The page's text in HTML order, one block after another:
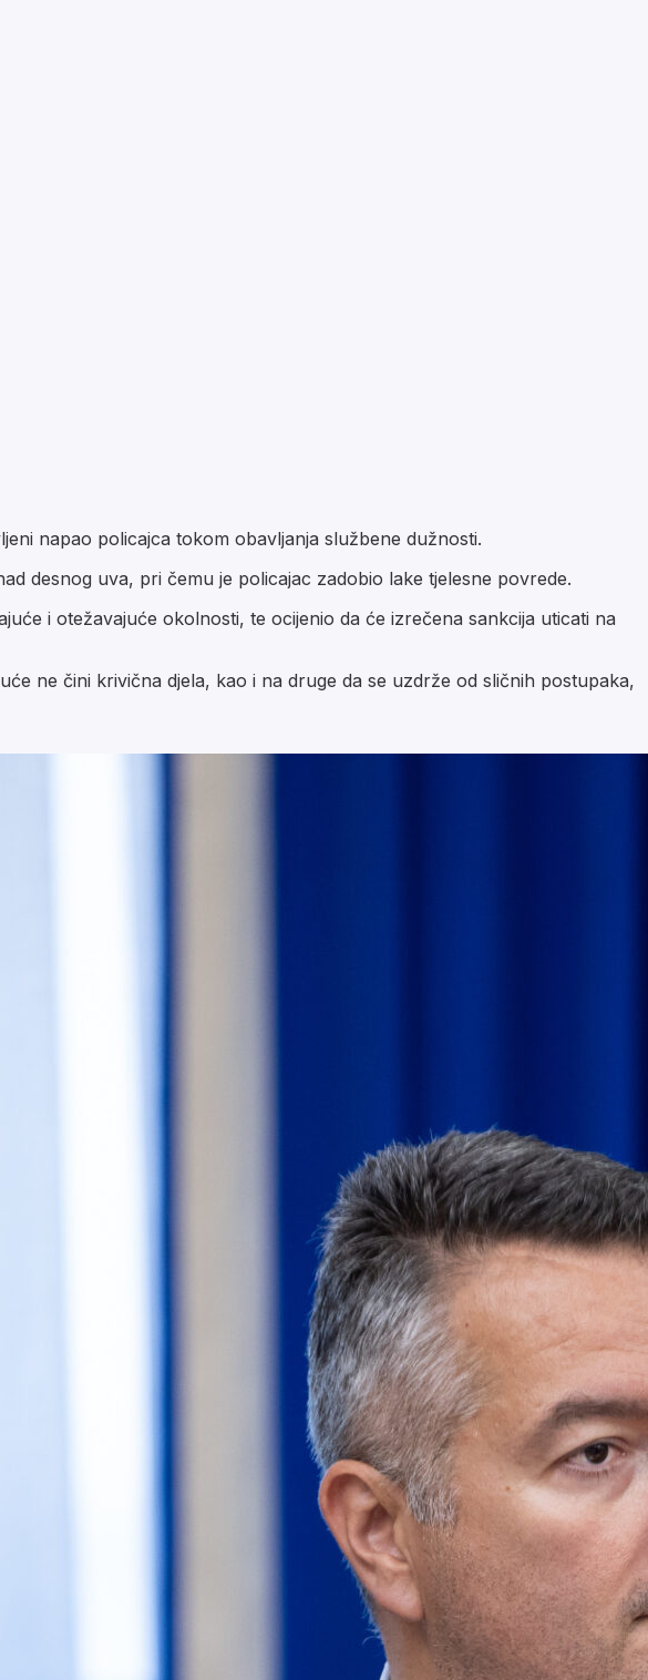
napao policajca tokom obavljanja službene dužnosti.
desnog uva, pri čemu je policajac zadobio lake tjelesne povrede.
i otežavajuće okolnosti, te ocijenio da će izrečena sankcija uticati na
ne čini krivična djela, kao i na druge da se uzdrže od sličnih postupaka,